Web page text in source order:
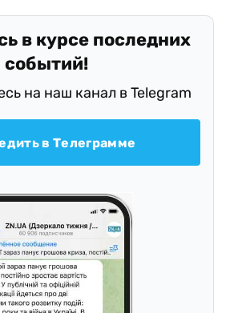
в курсе последних
событий!
на наш канал в Telegram
в Телеграмме